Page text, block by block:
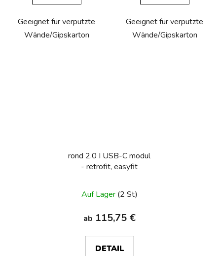
Geeignet für verputzte
Wände/Gipskarton
Geeignet für verputzte
Wände/Gipskarton
rond 2.0 I USB-C modul
- retrofit, easyfit
Auf Lager (2 St)
ab 115,75 €
DETAIL